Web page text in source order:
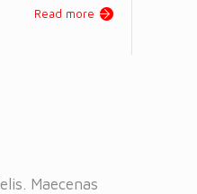
Read more
Maecenas